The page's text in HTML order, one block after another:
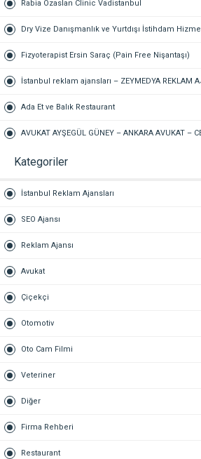
Rabia Özaslan Clinic Vadistanbul
Dry Vize Danışmanlık ve Yurtdışı İstihdam
Fizyoterapist Ersin Saraç (Pain Free Nişantaşı)
İstanbul reklam ajansları – ZEYMEDYA REKLAM
SEO AJANSI, DİJİTAL PAZARLAMA AJANSI,
REKLAM
Ada Et ve Balık Restaurant
AVUKAT AYŞEGÜL GÜNEY – ANKARA AVUKAT –
AVUKATI – TAZMİNAT AVUKATI
Kategoriler
İstanbul Reklam Ajansları
SEO Ajansı
Reklam Ajansı
Avukat
Çiçekçi
Otomotiv
Oto Cam Filmi
Veteriner
Diğer
Firma Rehberi
Restaurant